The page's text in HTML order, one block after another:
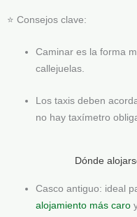
⭐ Consejos clave:
Caminar es la forma
callejuelas.
Los taxis deben
no hay taxímetro
Dónde
Casco antiguo: ideal
alojamiento más caro